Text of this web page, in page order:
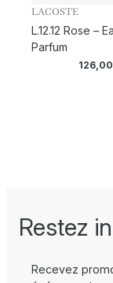
LACOSTE
L.12.12 Rose –
Parfum
Restez
Recevez